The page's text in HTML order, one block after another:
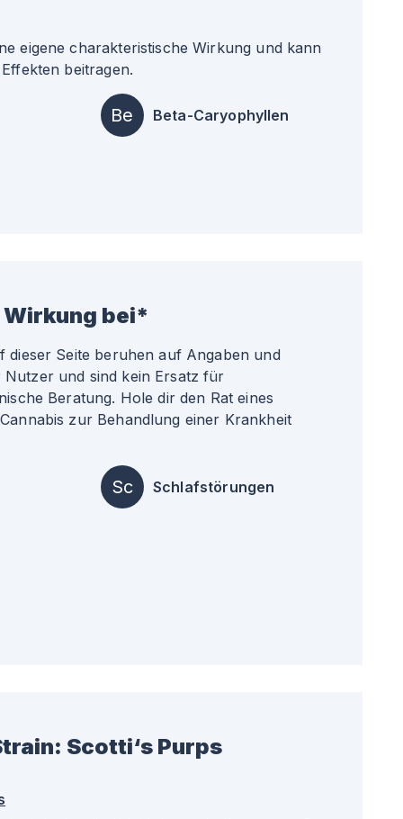
eigene charakteristische Wirkung und kann
beitragen.
Be Beta-Caryophyllen
bei*
dieser Seite beruhen auf Angaben und
und sind kein Ersatz für
Beratung. Hole dir den Rat eines
zur Behandlung einer Krankheit
Sc Schlafstörungen
Scotti‘s Purps